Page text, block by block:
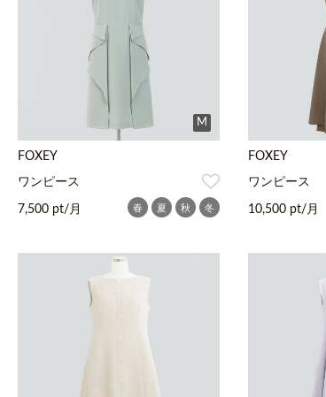
M
FOXEY
ワンピース
7,500 pt/月 春 夏 秋 冬
FOXEY
ワンピース
10,500 pt/月